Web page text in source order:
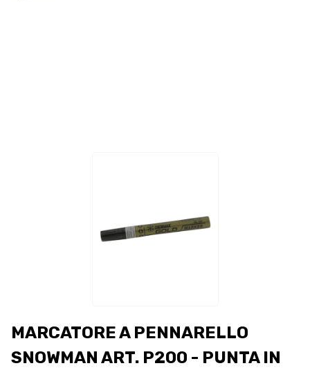
MARCATORE A PENNARELLO
SNOWMAN ART. P200 - PUNTA IN